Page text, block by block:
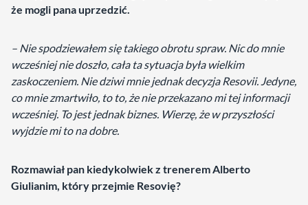
że mogli pana uprzedzić.
– Nie spodziewałem się takiego obrotu spraw. Nic do mnie
wcześniej nie doszło, cała ta sytuacja była wielkim
zaskoczeniem. Nie dziwi mnie jednak decyzja Resovii. Jedyne,
co mnie zmartwiło, to to, że nie przekazano mi tej informacji
wcześniej. To jest jednak biznes. Wierzę, że w przyszłości
wyjdzie mi to na dobre.
Rozmawiał pan kiedykolwiek z trenerem Alberto
Giulianim, który przejmie Resovię?